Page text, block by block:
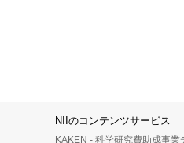
NIIのコンテンツサービス
KAKEN - 科学研究費助成事業